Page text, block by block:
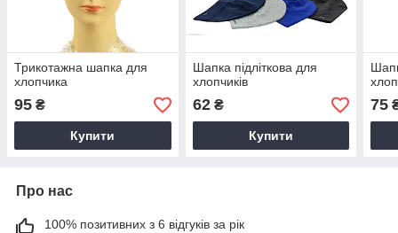
Трикотажна шапка для
хлопчика
95 ₴
Купити
Шапка підліткова для
хлопчиків
62₴
Купити
75
Про нас
100% позитивних з 6 відгуків за рік